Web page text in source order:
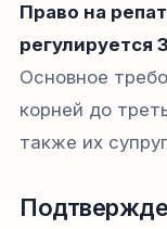
Право на
регулируется
Основное
корней до
также их